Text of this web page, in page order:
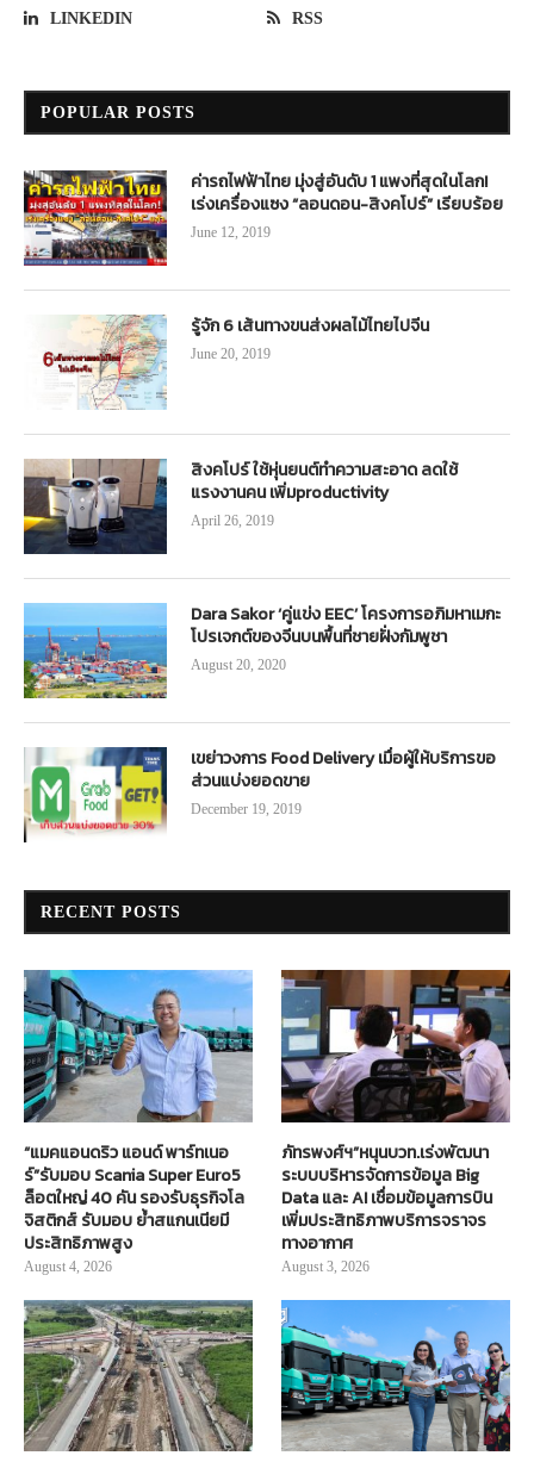
LINKEDIN RSS
POPULAR POSTS
ค่ารถไฟฟ้าไทย มุ่งสู่อันดับ 1 แพงที่สุดในโลก!
เร่งเครื่องแซง “ลอนดอน-สิงคโปร์” เรียบร้อย
June 12, 2019
รู้จัก 6 เส้นทางขนส่งผลไม้ไทยไปจีน
June 20, 2019
สิงคโปร์ ใช้หุ่นยนต์ทำความสะอาด ลดใช้
แรงงานคน เพิ่มproductivity
April 26, 2019
Dara Sakor ‘คู่แข่ง EEC’ โครงการอภิมหาเมกะ
โปรเจกต์ของจีนบนพื้นที่ชายฝั่งกัมพูชา
August 20, 2020
เขย่าวงการ Food Delivery เมื่อผู้ให้บริการขอ
ส่วนแบ่งยอดขาย
December 19, 2019
RECENT POSTS
“แมคแอนดริว แอนด์ พาร์ทเนอ
ร์”รับมอบ Scania Super Euro5
ล็อตใหญ่ 40 คัน รองรับธุรกิจโล
จิสติกส์ รับมอบ ย้ำสแกนเนียมี
ประสิทธิภาพสูง
August 4, 2026
ภัทรพงศ์ฯ”หนุนบวท.เร่งพัฒนา
ระบบบริหารจัดการข้อมูล Big
Data และ AI เชื่อมข้อมูลการบิน
เพิ่มประสิทธิภาพบริการจราจร
ทางอากาศ
August 3, 2026